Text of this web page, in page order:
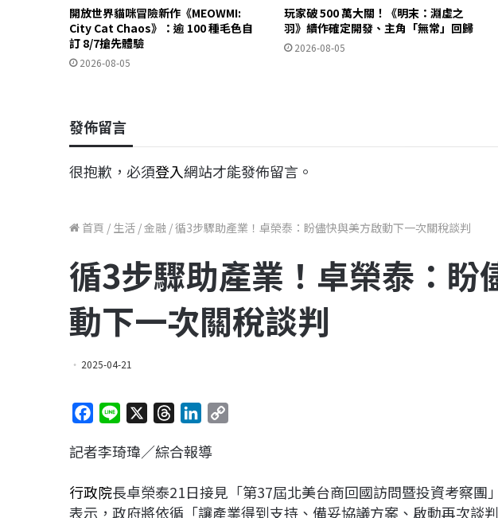
開放世界貓咪冒險新作《MEOWMI:
City Cat Chaos》：逾 100 種毛色自
訂 8/7搶先體驗
2026-08-05
玩家破 500 萬大關！《明末：淵虛之
羽》續作確定開發、主角「無常」回歸
2026-08-05
發佈留言
很抱歉，必須登入網站才能發佈留言。